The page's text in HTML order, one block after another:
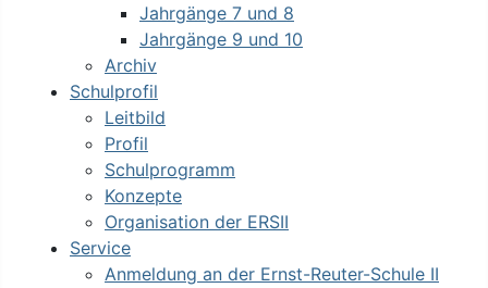
Jahrgänge 7 und 8
Jahrgänge 9 und 10
Archiv
Schulprofil
Leitbild
Profil
Schulprogramm
Konzepte
Organisation der ERSII
Service
Anmeldung an der Ernst-Reuter-Schule II